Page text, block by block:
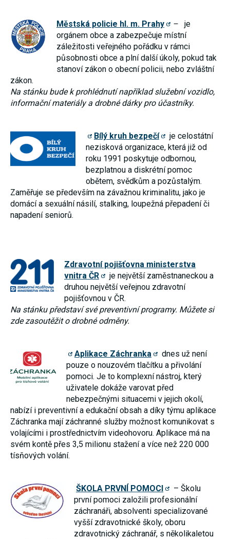
Městská policie hl. m. Prahy – je
orgánem obce a zabezpečuje místní
záležitosti veřejného pořádku v rámci
působnosti obce a plní další úkoly, pokud tak
stanoví zákon o obecní policii, nebo zvláštní
zákon.
Na stánku bude k prohlédnutí například služební vozidlo,
informační materiály a drobné dárky pro účastníky.
Bílý kruh bezpečí
je celostátní
nezisková organizace, která již od
roku 1991 poskytuje odbornou,
bezplatnou a diskrétní pomoc
obětem, svědkům a pozůstalým.
Zaměřuje se především na závažnou kriminalitu, jako je
domácí a sexuální násilí, stalking, loupežná přepadení či
napadení seniorů.
Zdravotní pojišťovna ministerstva
vnitra ČR
je největší zaměstnaneckou a
druhou největší veřejnou zdravotní
pojišťovnou v ČR.
Na stánku představí své preventivní programy. Můžete si
zde zasoutěžit o drobné odměny.
Aplikace Záchranka
dnes už není
pouze o nouzovém tlačítku a přivolání
pomoci. Je to komplexní nástroj, který
uživatele dokáže varovat před
nebezpečnými situacemi v jejich okolí,
nabízí i preventivní a edukační obsah a díky týmu aplikace
Záchranka mají záchranné služby možnost komunikovat s
volajícími i prostřednictvím videohovoru. Aplikace má na
svém kontě přes 3,5 milionu stažení a více než 220 000
tísňových volání.
ŠKOLA PRVNÍ POMOCI
– Školu
první pomoci založili profesionální
záchranáři, absolventi specializované
vyšší zdravotnické školy, oboru
zdravotnický záchranář, s několikaletou